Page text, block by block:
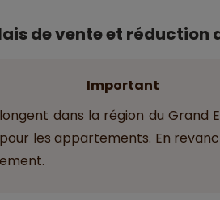
de vente et réduction
Important
dans la région du Grand
les appartements. En